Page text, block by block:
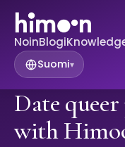
NoinBlogi
Suomi▾
Date
with